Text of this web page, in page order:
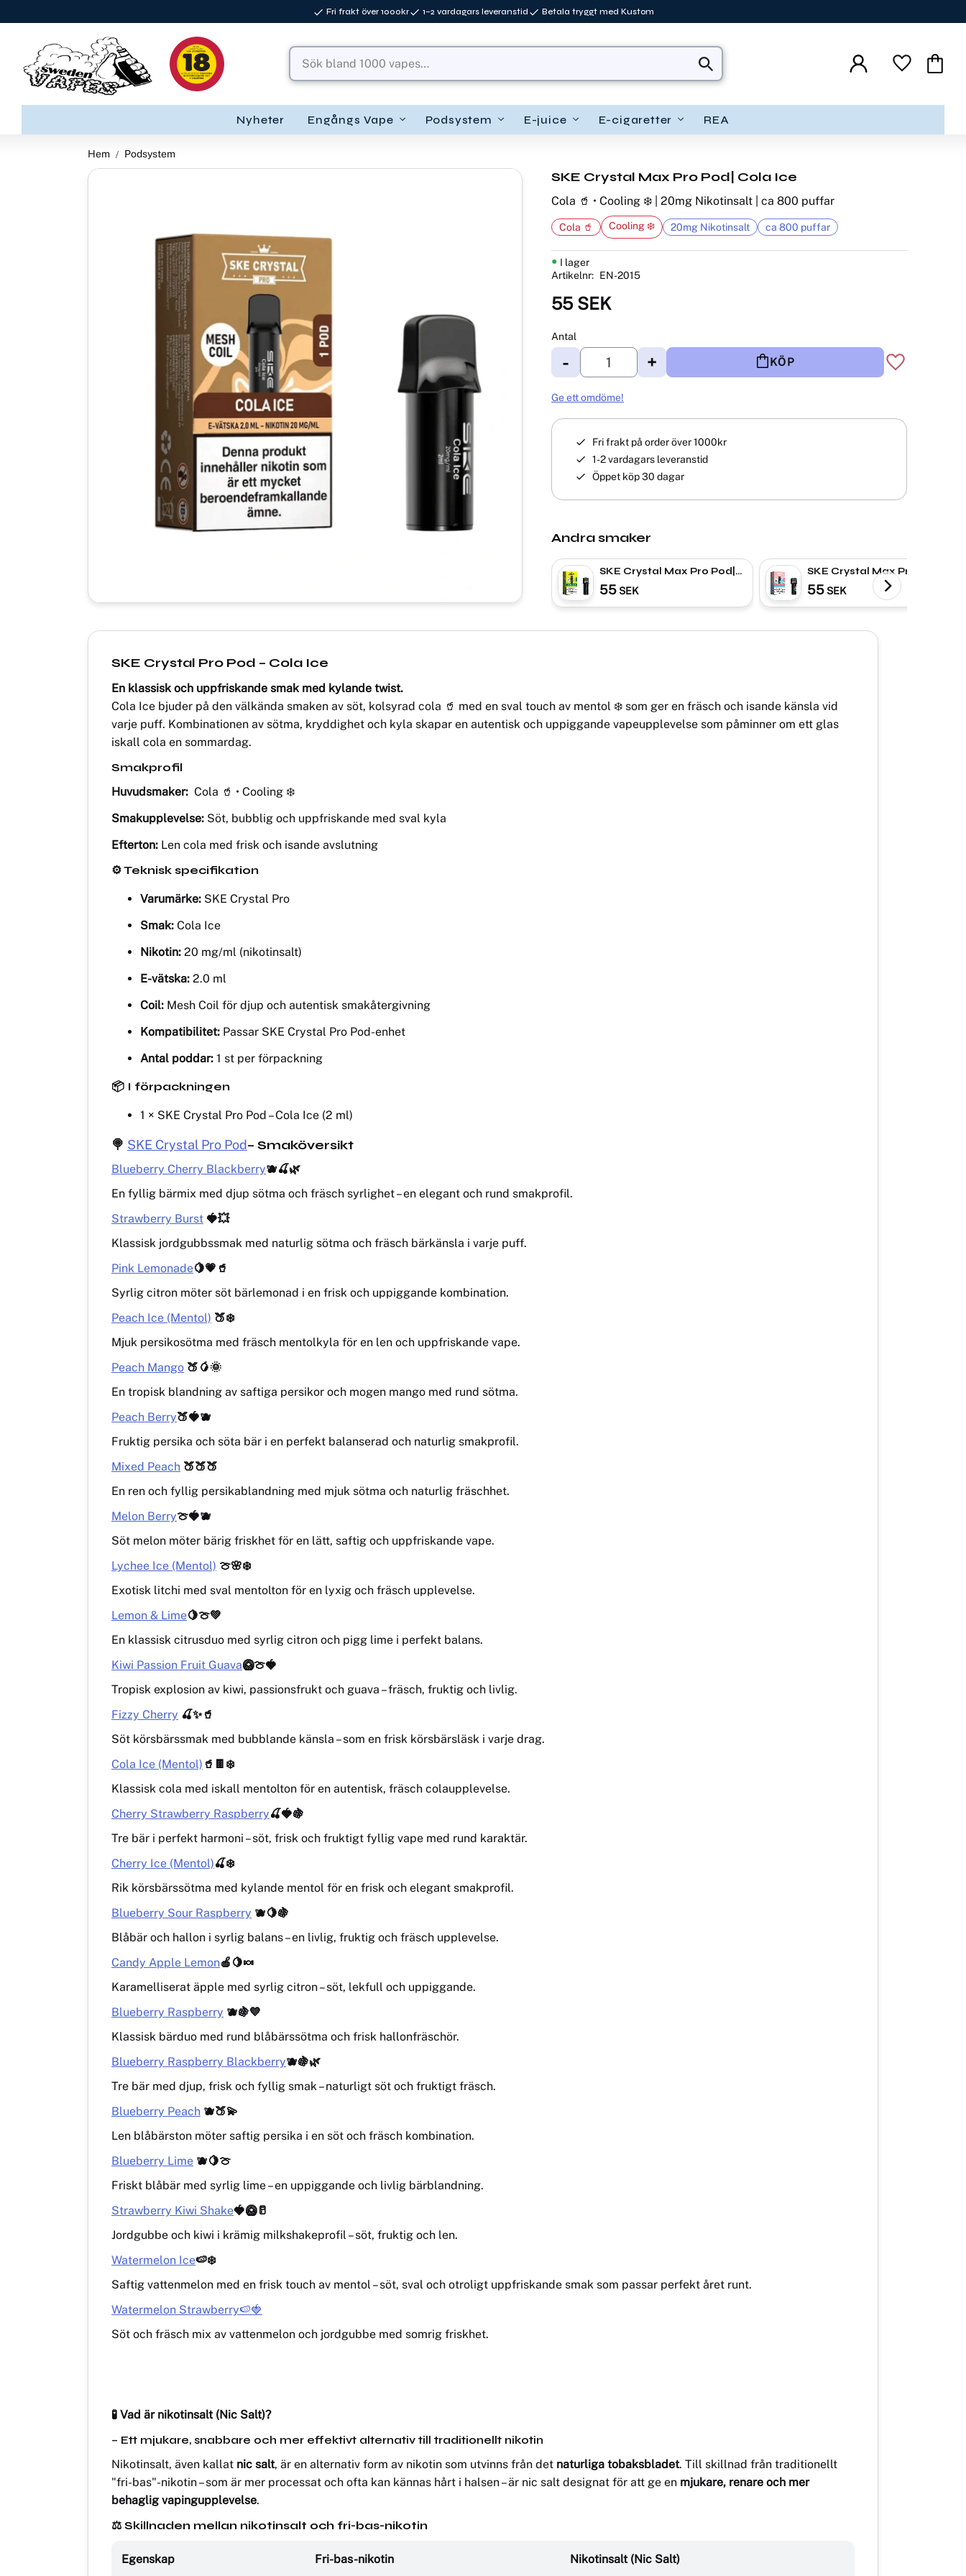
Fri frakt över 1000kr 1–2 vardagars leveranstid Betala tryggt med Kustom
Favoriter
Nyheter Engångs Vape Podsystem E-juice E-cigaretter REA
Hem Podsystem
SKE Crystal Max Pro Pod| Cola Ice
Cola 🥤 • Cooling ❄️ | 20mg Nikotinsalt | ca 800 puffar
55SEK
Antal
+
- KÖP
Lägg till i
I lager
Artikelnr
EN-2015
Cola 🥤 Cooling ❄️ 20mg Nikotinsalt ca 800 puffar
Ge ett omdöme!
Fri frakt på order över 1000kr
1-2 vardagars leveranstid
Öppet köp 30 dagar
Andra smaker
SKE Crystal Max Pro Pod|
Lemon & Lime
55SEK
SKE Crystal Max Pro Pod|
Blueberry Peach
55SEK
SKE Crystal Pro Pod – Cola Ice
En klassisk och uppfriskande smak med kylande twist.
Cola Ice bjuder på den välkända smaken av söt, kolsyrad cola 🥤 med en sval touch av mentol ❄️ som ger en fräsch och isande känsla vid
varje puff. Kombinationen av sötma, kryddighet och kyla skapar en autentisk och uppiggande vapeupplevelse som påminner om ett glas
iskall cola en sommardag.
Smakprofil
Huvudsmaker: Cola 🥤 • Cooling ❄️
Smakupplevelse: Söt, bubblig och uppfriskande med sval kyla
Efterton: Len cola med frisk och isande avslutning
⚙️ Teknisk specifikation
Varumärke: SKE Crystal Pro
Smak: Cola Ice
Nikotin: 20 mg/ml (nikotinsalt)
E-vätska: 2.0 ml
Coil: Mesh Coil för djup och autentisk smakåtergivning
Kompatibilitet: Passar SKE Crystal Pro Pod-enhet
Antal poddar: 1 st per förpackning
📦 I förpackningen
1 × SKE Crystal Pro Pod – Cola Ice (2 ml)
🍭 SKE Crystal Pro Pod– Smaköversikt
Blueberry Cherry Blackberry🫐🍒🌿
En fyllig bärmix med djup sötma och fräsch syrlighet – en elegant och rund smakprofil.
Strawberry Burst 🍓💥
Klassisk jordgubbssmak med naturlig sötma och fräsch bärkänsla i varje puff.
Pink Lemonade🍋💗🥤
Syrlig citron möter söt bärlemonad i en frisk och uppiggande kombination.
Peach Ice (Mentol) 🍑❄️
Mjuk persikosötma med fräsch mentolkyla för en len och uppfriskande vape.
Peach Mango 🍑🥭🌞
En tropisk blandning av saftiga persikor och mogen mango med rund sötma.
Peach Berry🍑🍓🫐
Fruktig persika och söta bär i en perfekt balanserad och naturlig smakprofil.
Mixed Peach 🍑🍑🍑
En ren och fyllig persikablandning med mjuk sötma och naturlig fräschhet.
Melon Berry🍈🍓🫐
Söt melon möter bärig friskhet för en lätt, saftig och uppfriskande vape.
Lychee Ice (Mentol) 🍈🌸❄️
Exotisk litchi med sval mentolton för en lyxig och fräsch upplevelse.
Lemon & Lime🍋🍈💚
En klassisk citrusduo med syrlig citron och pigg lime i perfekt balans.
Kiwi Passion Fruit Guava🥝🍈🍓
Tropisk explosion av kiwi, passionsfrukt och guava – fräsch, fruktig och livlig.
Fizzy Cherry 🍒✨🥤
Söt körsbärssmak med bubblande känsla – som en frisk körsbärsläsk i varje drag.
Cola Ice (Mentol) 🥤🍫❄️
Klassisk cola med iskall mentolton för en autentisk, fräsch colaupplevelse.
Cherry Strawberry Raspberry🍒🍓🍇
Tre bär i perfekt harmoni – söt, frisk och fruktigt fyllig vape med rund karaktär.
Cherry Ice (Mentol)🍒❄️
Rik körsbärssötma med kylande mentol för en frisk och elegant smakprofil.
Blueberry Sour Raspberry 🫐🍋🍇
Blåbär och hallon i syrlig balans – en livlig, fruktig och fräsch upplevelse.
Candy Apple Lemon🍎🍋🍬
Karamelliserat äpple med syrlig citron – söt, lekfull och uppiggande.
Blueberry Raspberry 🫐🍇💙
Klassisk bärduo med rund blåbärssötma och frisk hallonfräschör.
Blueberry Raspberry Blackberry🫐🍇🌿
Tre bär med djup, frisk och fyllig smak – naturligt söt och fruktigt fräsch.
Blueberry Peach 🫐🍑💫
Len blåbärston möter saftig persika i en söt och fräsch kombination.
Blueberry Lime 🫐🍋🍈
Friskt blåbär med syrlig lime – en uppiggande och livlig bärblandning.
Strawberry Kiwi Shake🍓🥝🥛
Jordgubbe och kiwi i krämig milkshakeprofil – söt, fruktig och len.
Watermelon Ice🍉❄️
Saftig vattenmelon med en frisk touch av mentol – söt, sval och otroligt uppfriskande smak som passar perfekt året runt.
Watermelon Strawberry🍉🍓
Söt och fräsch mix av vattenmelon och jordgubbe med somrig friskhet.
🧪 Vad är nikotinsalt (Nic Salt)?
– Ett mjukare, snabbare och mer effektivt alternativ till traditionellt nikotin
Nikotinsalt, även kallat nic salt, är en alternativ form av nikotin som utvinns från det naturliga tobaksbladet. Till skillnad från traditionellt
"fri-bas"-nikotin – som är mer processat och ofta kan kännas hårt i halsen – är nic salt designat för att ge en mjukare, renare och mer
behaglig vapingupplevelse.
⚖️ Skillnaden mellan nikotinsalt och fri-bas-nikotin
Egenskap Fri-bas-nikotin Nikotinsalt (Nic Salt)